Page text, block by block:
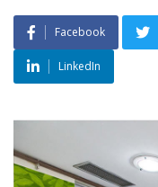
Facebook
LinkedIn